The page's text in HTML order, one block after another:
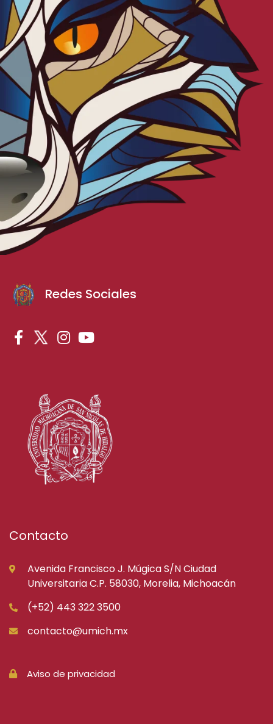
Redes Sociales
Contacto
Avenida Francisco J. Múgica S/N Ciudad
Universitaria C.P. 58030, Morelia, Michoacán
(+52) 443 322 3500
contacto@umich.mx
Aviso de privacidad